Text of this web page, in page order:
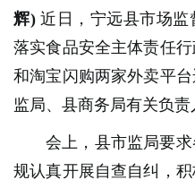
辉) 近日，宁远县市场
落实食品安全主体责任
和淘宝闪购两家外卖平
监局、县商务局有关负责
会上，县市监局要
规认真开展自查自纠，